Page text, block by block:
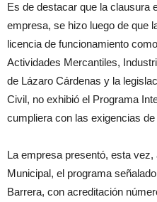
Es de destacar que la clausura
empresa, se hizo luego de que
licencia de funcionamiento
Actividades Mercantiles,
de Lázaro Cárdenas y la
Civil, no exhibió el Programa
cumpliera con las exigencias de
La empresa presentó, esta
Municipal, el programa
Barrera, con acreditación